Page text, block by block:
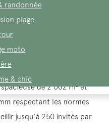
randonnée
plage
moto
& chic
Vincom Ice Rink,
après une longue
sol du Landmark 81 à
rafraîchissante et
de 2 002 m² et
respectant les normes
jusqu’à 250 invités par